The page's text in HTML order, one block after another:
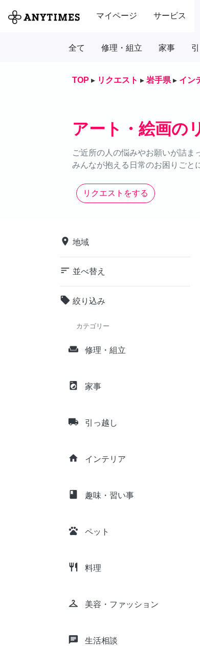
マイページ サービス
全て 修理・組立 家事
TOP ▸ リクエスト ▸ 岩手県 ▸ イン
アート・絵画の
ご近所の人の悩みやお願いが詰ま
みんなが抱える日常のお困りごと
リクエストをする
place 地域
sort 並べ替え
local_offer 絞り込み
カテゴリー
weekend 修理・組立
local_laundry_service 家事
local_shipping 引っ越し
home インテリア
class 趣味・習い事
pets ペット
restaurant 料理
checkroom 美容・ファッション
chat 生活相談